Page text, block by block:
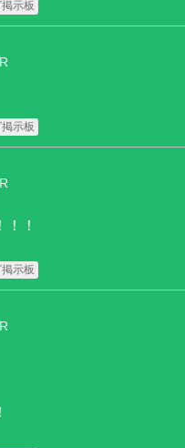
掲示板
掲示板
！
掲示板